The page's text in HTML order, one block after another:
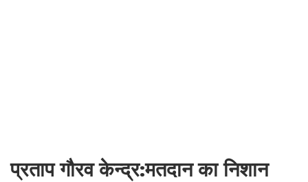
प्रताप गौरव केन्द्र:मतदान का निशान